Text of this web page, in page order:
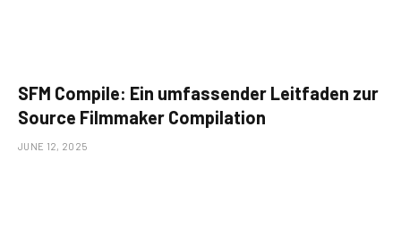
SFM Compile: Ein umfassender Leitfaden zur
Source Filmmaker Compilation
JUNE 12, 2025